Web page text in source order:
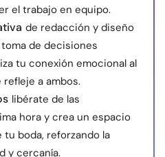
el trabajo en equipo.
de redacción y diseño
de decisiones
tu conexión emocional al
a ambos.
libérate de las
hora y crea un espacio
tu boda, reforzando la
y cercanía.